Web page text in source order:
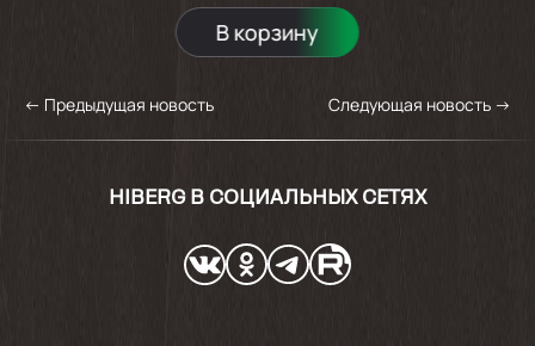
В корзину
← Предыдущая новость Следующая новость →
HIBERG В СОЦИАЛЬНЫХ СЕТЯХ